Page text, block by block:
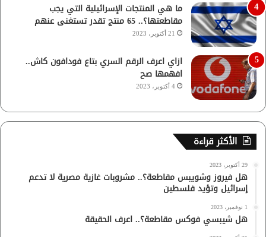
ما هي المنتجات الإسرائيلية التي يجب
مقاطعتها؟.. 65 منتج تقدر تستغنى عنهم
21 أكتوبر، 2023
ازاي اعرف الرقم السري بتاع فودافون كاش..
افهمها صح
4 أكتوبر، 2023
الأكثر قراءة
29 أكتوبر، 2023
هل فيروز وشويبس مقاطعة؟.. مشروبات غازية مصرية لا تدعم
إسرائيل وتؤيد فلسطين
1 نوفمبر، 2023
هل شيبسي فوكس مقاطعة؟.. اعرف الحقيقة